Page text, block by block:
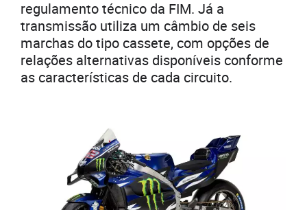
regulamento técnico da FIM. Já a
transmissão utiliza um câmbio de seis
marchas do tipo cassete, com opções de
relações alternativas disponíveis conforme
as características de cada circuito.